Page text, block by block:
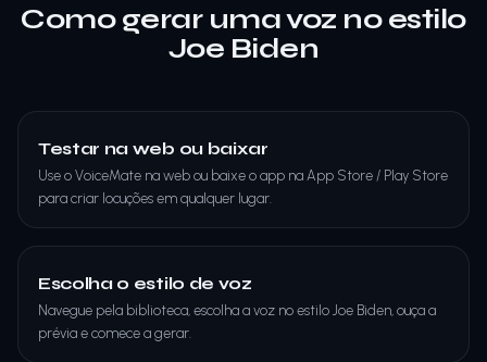
Como gerar uma voz no estilo
Joe Biden
Testar na web ou baixar
Use o VoiceMate na web ou baixe o app na App Store / Play Store
para criar locuções em qualquer lugar.
Escolha o estilo de voz
Navegue pela biblioteca, escolha a voz no estilo Joe Biden, ouça a
prévia e comece a gerar.